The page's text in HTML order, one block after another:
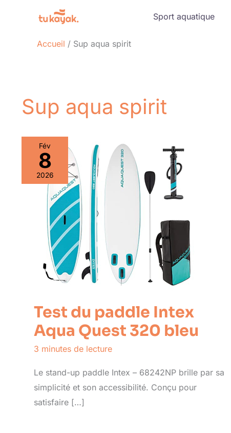
Sport aquatique
Accueil Sup aqua spirit
Sup aqua spirit
Fév
8
2026
Test du paddle Intex
Aqua Quest 320 bleu
3 minutes de lecture
Le stand-up paddle Intex – 68242NP brille par sa
simplicité et son accessibilité. Conçu pour
satisfaire […]